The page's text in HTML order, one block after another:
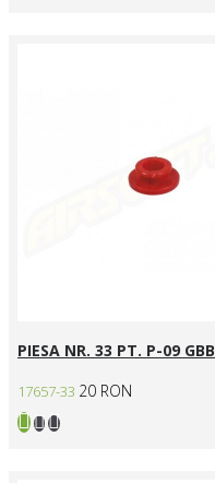
PIESA NR. 33 PT. P-09 GBB
17657-33 20 RON